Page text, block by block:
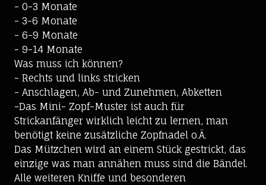
- 0-3 Monate
- 3-6 Monate
- 6-9 Monate
- 9-14 Monate
Was muss ich können?
- Rechts und links stricken
- Anschlagen, Ab- und Zunehmen, Abketten
-Das Mini- Zopf-Muster ist auch für
Strickanfänger wirklich leicht zu lernen, man
benötigt keine zusätzliche Zopfnadel o.Ä.
Das Mützchen wird an einem Stück gestrickt, das
einzige was man annähen muss sind die Bändel.
Alle weiteren Kniffe und besonderen